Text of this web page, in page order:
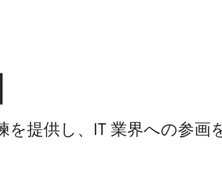
提供し、IT 業界への参画